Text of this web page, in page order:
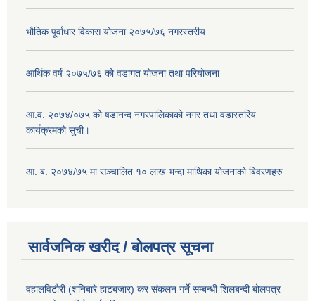
भौतिक पूर्वाधार विकास योजना २०७५/७६ नगरस्तरीय
आर्थिक वर्ष २०७५/७६ को वडागत योजना तथा परियोजना
आ.व. २०७४/०७५ को षडानन्द नगरपालिकाको नगर तथा वडास्तरिय
कार्यक्रमको सुची।
आ. ब. २०७४/७५ मा सञ्चालित १० लाख भन्दा माथिका योजनाको बिवरणहरु
सार्वजनिक खरीद / बोलपत्र सूचना
वहालविटौरी (शनिबारे हाटबजार) कर संकलन गर्ने सम्बन्धी शिलबन्दी बोलपत्र